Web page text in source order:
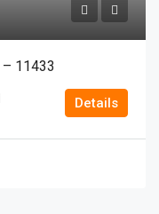
– 11433
Details